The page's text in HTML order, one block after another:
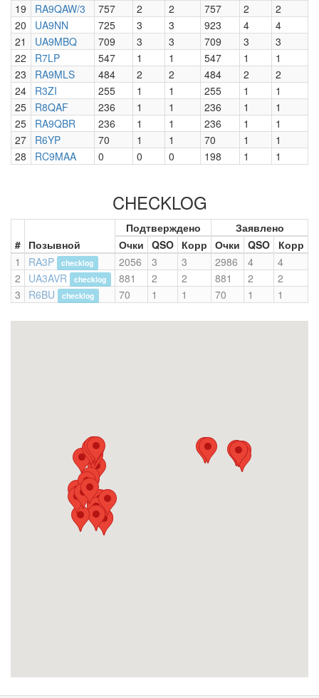
19
RA9QAW/3 757 2 2 757 2
2
20
UA9NN 725 3 3 923 4
4
21
UA9MBQ 709 3 3 709 3
3
22
R7LP 547 1 1 547 1
1
23
RA9MLS 484 2 2 484 2
2
24
R3ZI 255 1 1 255 1
1
25
R8QAF 236 1 1 236 1
1
25
RA9QBR 236 1 1 236 1
1
27
R6YP 70 1 1 70 1
1
28
RC9MAA 0 0 0 198 1 1
CHECKLOG
# Позывной
Подтверждено
Заявлено
Очки QSO Корр Очки QSO
Корр
1
RA3P checklog 2056 3 3 2986 4
4
2
UA3AVR checklog 881 2 2 881 2
2
3
R6BU checklog 70 1 1 70 1 1